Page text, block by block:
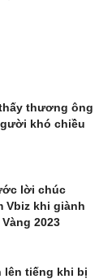
thương ông
khó chiều
lời chúc
Vbiz khi giành
2023
lên tiếng khi bị